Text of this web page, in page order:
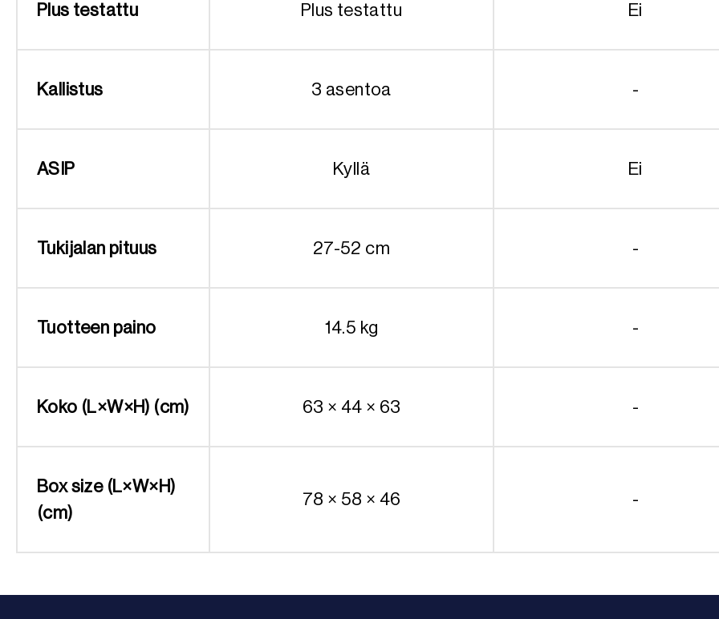
Plus testattu Plus testattu Ei
Kallistus 3 asentoa -
ASIP Kyllä Ei
Tukijalan pituus 27-52 cm -
Tuotteen paino 14.5 kg -
Koko (L×W×H) (cm) 63 × 44 × 63 -
Box size (L×W×H)
(cm)
78 × 58 × 46 -